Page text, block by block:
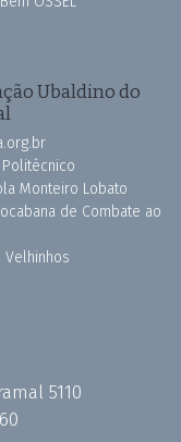
Ubaldino do
Monteiro Lobato
de Combate ao
Velhinhos
5110